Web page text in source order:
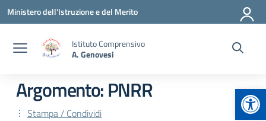
Vai ai contenuti
Vai al menu di navigazione
Vai al footer
Ministero dell'Istruzione e del Merito
Istituto Comprensivo
A. Genovesi
Argomento: PNRR
Stampa / Condividi